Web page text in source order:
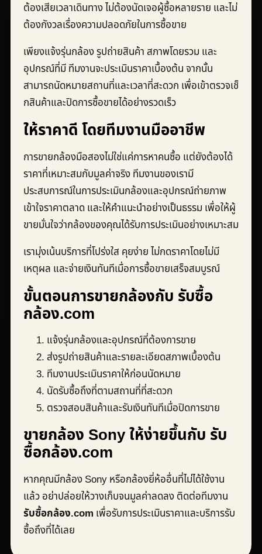
ต้องเสียเวลาเดินทาง ไม่ต้องนัดเจอผู้ซื้อหลายราย และไม่
ต้องกังวลเรื่องความปลอดภัยในการซื้อขาย
เพียงแจ้งรุ่นกล้อง รูปถ่ายสินค้า สภาพโดยรวม และ
อุปกรณ์ที่มี ทีมงานจะประเมินราคาเบื้องต้น จากนั้น
สามารถนัดหมายสถานที่และเวลาที่สะดวก เพื่อเข้าตรวจเช็
กสินค้าและปิดการซื้อขายได้อย่างรวดเร็ว
ให้ราคาดี โดยทีมงานมืออาชีพ
การขายกล้องมือสองไม่ใช่แค่การหาคนซื้อ แต่ยังต้องได้
ราคาที่เหมาะสมกับมูลค่าจริง ทีมงานของเรามี
ประสบการณ์ในการประเมินกล้องและอุปกรณ์ถ่ายภาพ
เข้าใจราคาตลาด และให้คำแนะนำอย่างเป็นธรรม เพื่อให้ผู้
ขายมั่นใจว่ากล้องของคุณได้รับการประเมินอย่างเหมาะสม
เรามุ่งเน้นบริการที่โปร่งใส คุยง่าย ไม่กดราคาโดยไม่มี
เหตุผล และจ่ายเงินทันทีเมื่อการซื้อขายเสร็จสมบูรณ์
ขั้นตอนการขายกล้องกับ รับซื้อ
กล้อง.com
แจ้งรุ่นกล้องและอุปกรณ์ที่ต้องการขาย
ส่งรูปถ่ายสินค้าและรายละเอียดสภาพเบื้องต้น
ทีมงานประเมินราคาให้ก่อนนัดหมาย
นัดรับซื้อถึงที่ตามสถานที่ที่สะดวก
ตรวจสอบสินค้าและรับเงินทันทีเมื่อปิดการขาย
ขายกล้อง Sony ให้ง่ายขึ้นกับ รับ
ซื้อกล้อง.com
หากคุณมีกล้อง Sony หรือกล้องยี่ห้ออื่นที่ไม่ได้ใช้งาน
แล้ว อย่าปล่อยให้วางเก็บจนมูลค่าลดลง ติดต่อทีมงาน
รับซื้อกล้อง.com เพื่อรับการประเมินราคาและบริการรับ
ซื้อถึงที่ได้เลย